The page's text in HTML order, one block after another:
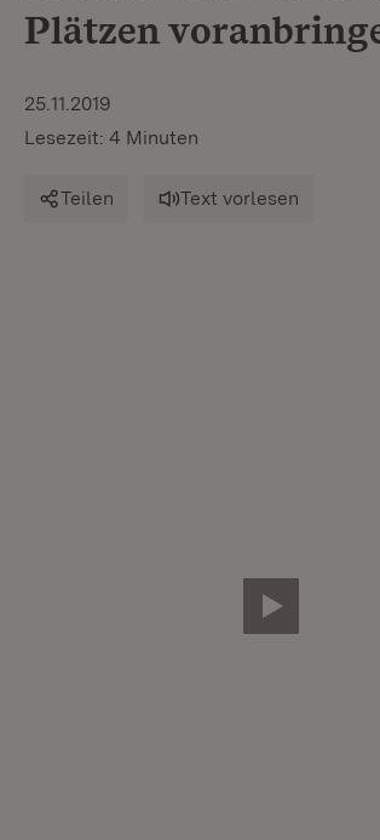
Plätzen
25.11.2019
Lesezeit: 4 Minuten
Teilen Text vorlesen
Video